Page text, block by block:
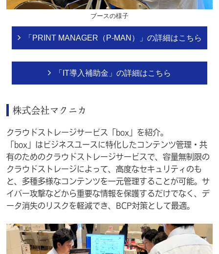
ブースの様子
「PRINT MANAGER（P-MAN）」の詳細はこちら
「IT導入補助金」の詳細はこちら
株式会社マクニカ
クラウドストレージサービス「box」を紹介。
「box」はビジネスユースに特化したコンテンツ管理・共
有のためのクラウドストレージサービスで、容量無制限の
クラウドストレージによって、高度なセキュリティのも
と、多種多様なコンテンツを一元管理することが可能。サ
イバー攻撃などから重要な情報を保護するだけでなく、デ
ータ消失のリスクを軽減でき、BCP対策として最適。